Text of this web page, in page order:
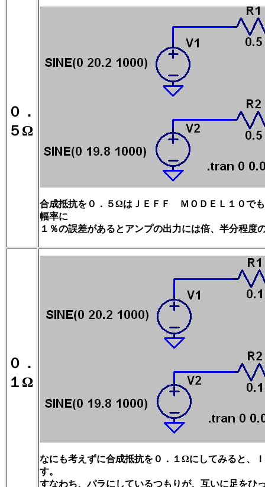
０．
５Ω
合成抵抗を０．５ΩはＪＥＦＦ ＭＯＤＥＬ１０で
幅率に
１％の誤差があるとアンプの出力には倍、半分程度
０．
１Ω
なにも考えずに合成抵抗を０．１Ωにしてみると、
す。
すなわち、パラにしているつもりが、互いに足をひ